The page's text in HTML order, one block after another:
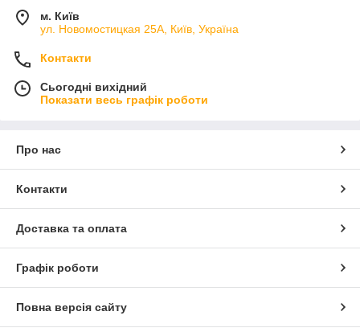
м. Київ
ул. Новомостицкая 25А, Київ, Україна
Контакти
Сьогодні вихідний
Показати весь графік роботи
Про нас
Контакти
Доставка та оплата
Графік роботи
Повна версія сайту